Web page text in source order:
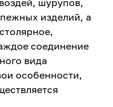
шурупов,
изделий, а
соединение
вида
особенности,